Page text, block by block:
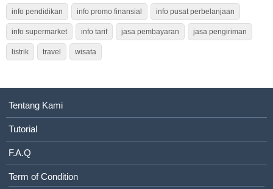
info pendidikan info promo finansial info pusat perbelanjaan
info supermarket info tarif jasa pembayaran jasa pengiriman
listrik travel wisata
Tentang Kami
Tutorial
F.A.Q
Term of Condition